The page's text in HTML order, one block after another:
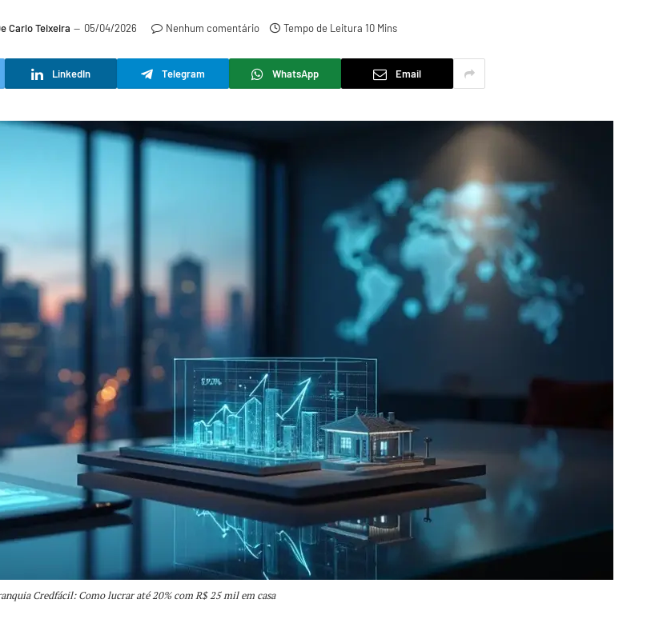
Carlo Teixeira 05/04/2026 Nenhum comentário Tempo de Leitura 10 Mins
LinkedIn Telegram WhatsApp Email
Credfácil: Como lucrar até 20% com R$ 25 mil em casa